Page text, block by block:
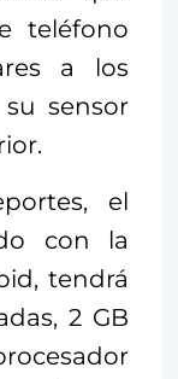
teléfono
a los
sensor
el
con la
tendrá
2 GB